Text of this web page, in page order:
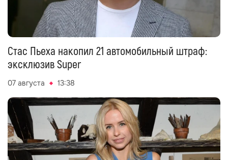
Стас Пьеха накопил 21 автомобильный штраф:
эксклюзив Super
07 августа 13:38